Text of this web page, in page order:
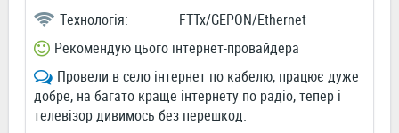
Технологія:
FTTx/GEPON/Ethernet
Рекомендую цього інтернет-провайдера
Провели в село інтернет по кабелю, працює дуже
добре, на багато краще інтернету по радіо, тепер і
телевізор дивимось без перешкод.